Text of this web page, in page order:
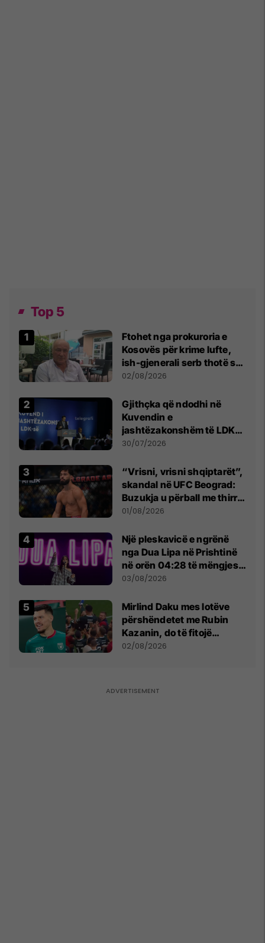
Top 5
Ftohet nga prokuroria e
Kosovës për krime lufte,
ish-gjenerali serb thotë se
dikush e tradhtoi në
02/08/2026
Gjithçka që ndodhi në
Kuvendin e
jashtëzakonshëm të LDK-
së
30/07/2026
“Vrisni, vrisni shqiptarët”,
skandal në UFC Beograd:
Buzukja u përball me thirrje
anti-shqiptare nga
01/08/2026
Një pleskavicë e ngrënë
nga Dua Lipa në Prishtinë
në orën 04:28 të mëngjesit
- dhe bota digjitale serbe
03/08/2026
Mirlind Daku mes lotëve
përshëndetet me Rubin
Kazanin, do të fitojë
miliona te Spartak Moska
02/08/2026